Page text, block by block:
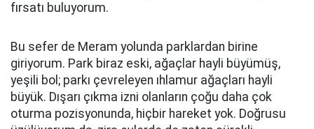
fırsatı buluyorum.
Bu sefer de Meram yolunda parklardan birine
giriyorum. Park biraz eski, ağaçlar hayli büyümüş,
yeşili bol; parkı çevreleyen ıhlamur ağaçları hayli
büyük. Dışarı çıkma izni olanların çoğu daha çok
oturma pozisyonunda, hiçbir hareket yok. Doğrusu